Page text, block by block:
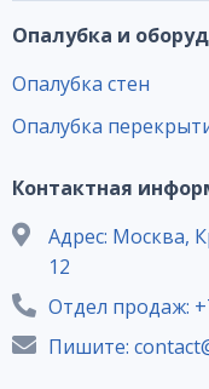
Опалубка и
Опалубка стен
Опалубка
Контактная
Адрес: Москва,
12
Отдел продаж:
Пишите: